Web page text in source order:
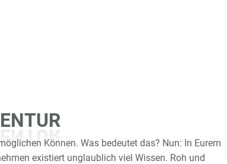
ENTUR
Können. Was bedeutet das? Nun: In Eurem
existiert unglaublich viel Wissen. Roh und